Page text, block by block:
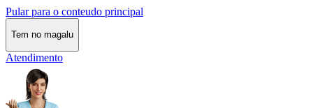
Pular para o conteudo principal
Tem no magalu
Atendimento